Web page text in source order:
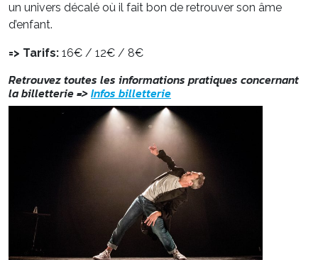
un univers décalé où il fait bon de retrouver son âme
d’enfant.
=> Tarifs: 16€ / 12€ / 8€
Retrouvez toutes les informations pratiques concernant
la billetterie =>Infos billetterie